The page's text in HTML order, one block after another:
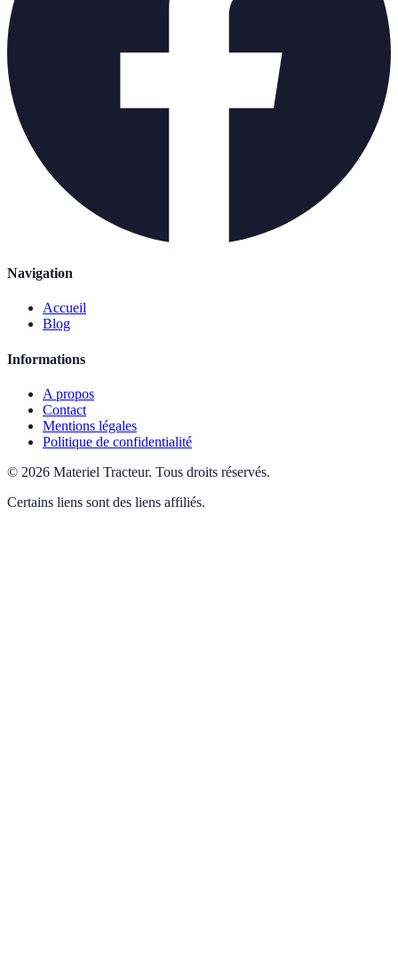
Navigation
Accueil
Blog
Informations
A propos
Contact
Mentions légales
Politique de confidentialité
© 2026 Materiel Tracteur. Tous droits réservés.
Certains liens sont des liens affiliés.